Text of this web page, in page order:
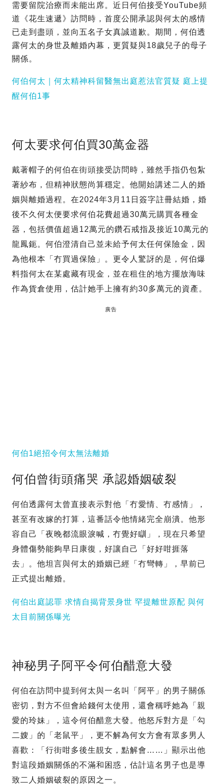
需要留院治療而未能出席。近日何伯接受YouTube頻
道《花生速遞》訪問時，首度公開承認與何太的感情
已走到盡頭，並向五名子女真誠道歉。期間，何伯透
露何太的身世及離婚內幕，更質疑與18歲兒子的母子
關係。
何伯何太｜何太精神科留醫無出庭惹法官質疑 庭上提
醒何伯1事
何太要求何伯買30萬金器
戴著帽子的何伯在街頭接受訪問時，雖然手指仍包紮
著紗布，但精神狀態尚算穩定。他開始講述二人的婚
姻與離婚過程。在2024年3月11日簽字註冊結婚，婚
後不久何太便要求何伯花費超過30萬元購買各種金
器，包括價值超過12萬元的鑽石戒指及接近10萬元的
龍鳳鈪。何伯澄清自己並未給予何太任何保險金，因
為他根本「冇買過保險」。更令人驚訝的是，何伯爆
料指何太在某處藏有現金，並在租住的地方擺放海味
作為貨倉使用，估計她手上擁有約30多萬元的資產。
廣告
何伯1絕招令何太無法離婚
何伯曾街頭痛哭 承認婚姻破裂
何伯透露何太曾直接表示對他「冇愛情、冇感情」，
甚至有改嫁的打算，這番話令他情緒完全崩潰。他形
容自己「夜晚都流眼淚喊，冇覺好瞓」，現在只希望
身體傷勢能夠早日康復，好讓自己「好好咁捱落
去」。他坦言與何太的婚姻已經「冇彎轉」，早前已
正式提出離婚。
何伯出庭認罪 求情自揭背景身世 罕提離世原配 與何
太目前關係曝光
神秘男子阿平令何伯醋意大發
何伯在訪問中提到何太與一名叫「阿平」的男子關係
密切，對方不但會給錢何太使用，還會稱呼她為「親
愛的玲妹」，這令何伯醋意大發。他怒斥對方是「勾
二嫂」的「老鼠平」，更不解為何女方會有眾多男人
喜歡：「行街咁多後生靚女，點解會……」顯示出他
對這段婚姻關係的不滿和困惑，估計這名男子也是導
致二人婚姻破裂的原因之一。